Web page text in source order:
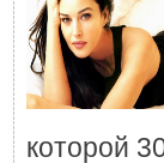
которой